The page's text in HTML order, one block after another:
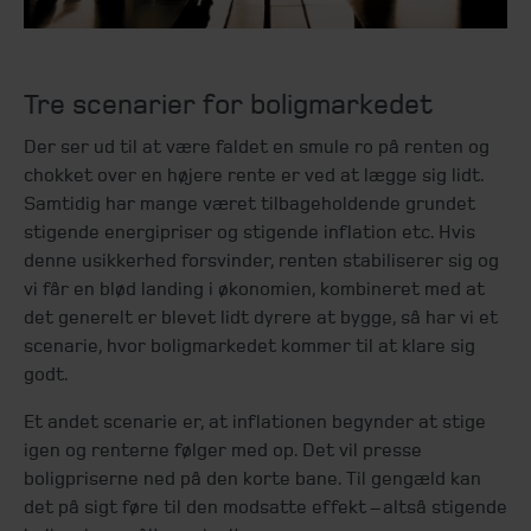
Tre scenarier for boligmarkedet
Der ser ud til at være faldet en smule ro på renten og
chokket over en højere rente er ved at lægge sig lidt.
Samtidig har mange været tilbageholdende grundet
stigende energipriser og stigende inflation etc. Hvis
denne usikkerhed forsvinder, renten stabiliserer sig og
vi får en blød landing i økonomien, kombineret med at
det generelt er blevet lidt dyrere at bygge, så har vi et
scenarie, hvor boligmarkedet kommer til at klare sig
godt.
Et andet scenarie er, at inflationen begynder at stige
igen og renterne følger med op. Det vil presse
boligpriserne ned på den korte bane. Til gengæld kan
det på sigt føre til den modsatte effekt – altså stigende